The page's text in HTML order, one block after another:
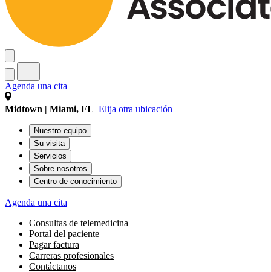
Agenda una cita
Midtown | Miami, FL Elija otra ubicación
Nuestro equipo
Su visita
Servicios
Sobre nosotros
Centro de conocimiento
Agenda una cita
Consultas de telemedicina
Portal del paciente
Pagar factura
Carreras profesionales
Contáctanos